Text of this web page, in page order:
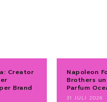
Creator
Brand
Napoleon
Brothers
Parfum
31 JULI 2026